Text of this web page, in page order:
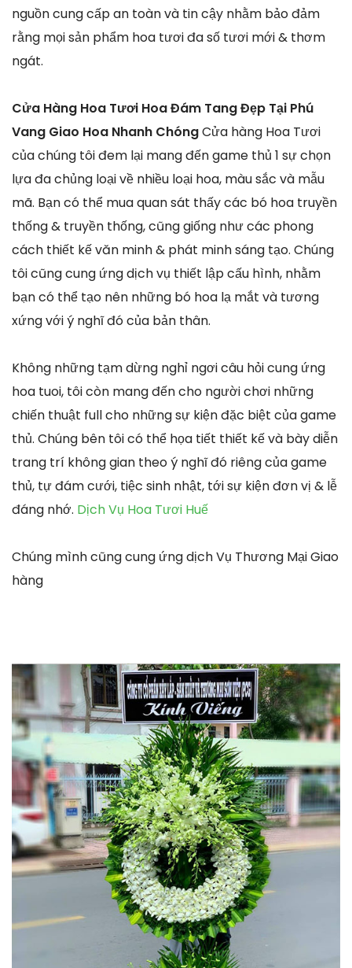
nguồn cung cấp an toàn và tin cậy nhằm bảo đảm
rằng mọi sản phẩm hoa tươi đa số tươi mới & thơm
ngát.
Cửa Hàng Hoa Tươi Hoa Đám Tang Đẹp Tại Phú
Vang Giao Hoa Nhanh ChóngCửa hàng Hoa Tươi
của chúng tôi đem lại mang đến game thủ 1 sự chọn
lựa đa chủng loại về nhiều loại hoa, màu sắc và mẫu
mã. Bạn có thể mua quan sát thấy các bó hoa truyền
thống & truyền thống, cũng giống như các phong
cách thiết kế văn minh & phát minh sáng tạo. Chúng
tôi cũng cung ứng dịch vụ thiết lập cấu hình, nhằm
bạn có thể tạo nên những bó hoa lạ mắt và tương
xứng với ý nghĩ đó của bản thân.
Không những tạm dừng nghỉ ngơi câu hỏi cung ứng
hoa tuoi, tôi còn mang đến cho người chơi những
chiến thuật full cho những sự kiện đặc biệt của game
thủ. Chúng bên tôi có thể họa tiết thiết kế và bày diễn
trang trí không gian theo ý nghĩ đó riêng của game
thủ, tự đám cưới, tiệc sinh nhật, tới sự kiện đơn vị & lễ
đáng nhớ. Dịch Vụ Hoa Tươi Huế
Chúng mình cũng cung ứng dịch Vụ Thương Mại Giao
hàng